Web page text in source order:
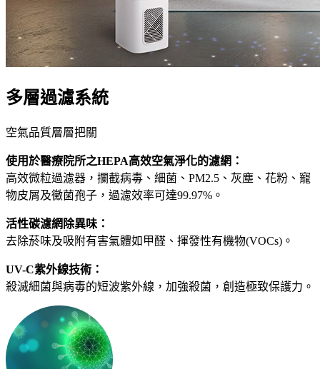
多層過濾系統
空氣品質層層把關
使用於醫療院所之HEPA高效空氣淨化的濾網：
高效微粒過濾器，攔截病毒、細菌、PM2.5、灰塵、花粉、寵
物皮屑及黴菌孢子，過濾效率可達99.97%。
活性碳濾網除異味：
去除菸味及吸附有害氣體如甲醛、揮發性有機物(VOCs)。
UV-C紫外線技術：
殺滅細菌與病毒的短波紫外線，加強殺菌，創造極致保護力。